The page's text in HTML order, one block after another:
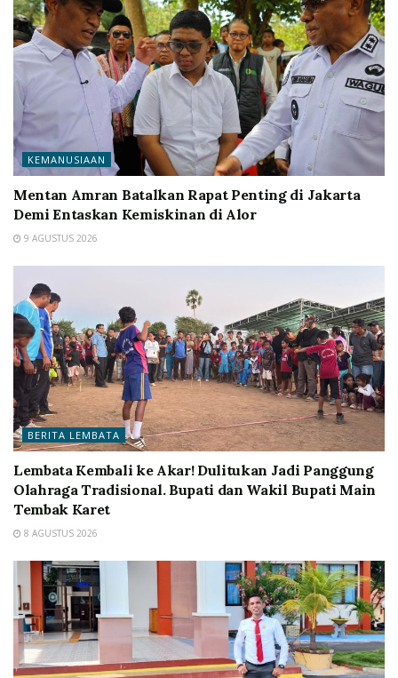
KEMANUSIAAN
Mentan Amran Batalkan Rapat Penting di Jakarta
Demi Entaskan Kemiskinan di Alor
9 AGUSTUS 2026
BERITA LEMBATA
Lembata Kembali ke Akar! Dulitukan Jadi Panggung
Olahraga Tradisional. Bupati dan Wakil Bupati Main
Tembak Karet
8 AGUSTUS 2026